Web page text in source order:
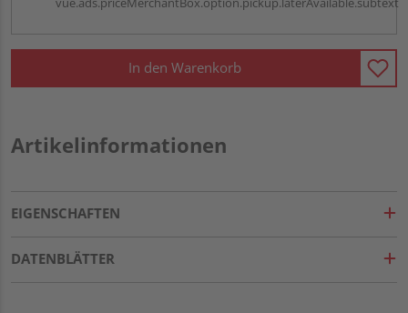
In den Warenkorb
Artikelinformationen
EIGENSCHAFTEN
DATENBLÄTTER